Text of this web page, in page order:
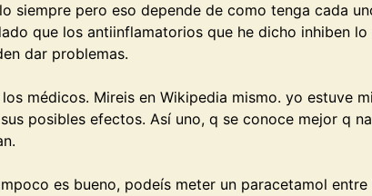
pero eso depende de como tenga cada
que los antiinflamatorios que he dicho inhiben
dar problemas.
médicos. Mireis en Wikipedia mismo. yo estuve
posibles efectos. Así uno, q se conoce mejor q
es bueno, podeís meter un paracetamol